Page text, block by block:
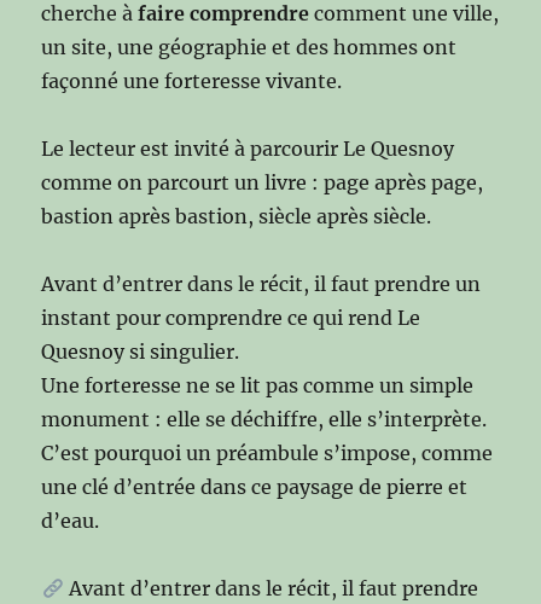
cherche àfaire comprendre comment une ville,
un site, une géographie et des hommes ont
façonné une forteresse vivante.
Le lecteur est invité à parcourir Le Quesnoy
comme on parcourt un livre : page après page,
bastion après bastion, siècle après siècle.
Avant d’entrer dans le récit, il faut prendre un
instant pour comprendre ce qui rend Le
Quesnoy si singulier.
Une forteresse ne se lit pas comme un simple
monument : elle se déchiffre, elle s’interprète.
C’est pourquoi un préambule s’impose, comme
une clé d’entrée dans ce paysage de pierre et
d’eau.
Avant d’entrer dans le récit, il faut prendre